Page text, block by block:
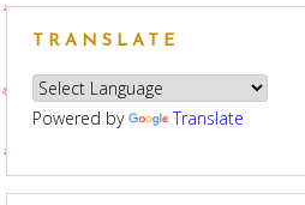
TRANSLATE
Powered by Translate